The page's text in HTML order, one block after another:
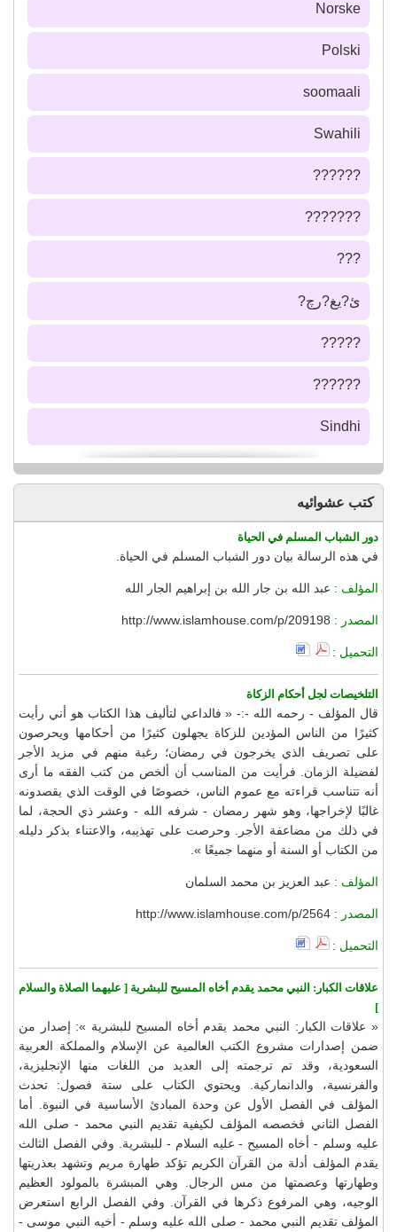
Norske
Polski
soomaali
Swahili
??????
???????
???
ئ?يغ?رچ?
?????
??????
Sindhi
كتب عشوائيه
دور الشباب المسلم في الحياة
في هذه الرسالة بيان دور الشباب المسلم في الحياة.
المؤلف : عبد الله بن جار الله بن إبراهيم الجار الله
المصدر : http://www.islamhouse.com/p/209198
التحميل :
التلخيصات لجل أحكام الزكاة
قال المؤلف - رحمه الله -:- « فالداعي لتأليف هذا الكتاب هو أني رأيت
كثيرًا من الناس المؤدين للزكاة يجهلون كثيرًا من أحكامها ويحرصون
على تصريف الذي يخرجون في رمضان؛ رغبة منهم في مزيد الأجر
لفضيلة الزمان. فرأيت من المناسب أن ألخص من كتب الفقه ما أرى
أنه تتناسب قراءته مع عموم الناس، خصوصًا في الوقت الذي يقصدونه
غالبًا لإخراجها، وهو شهر رمضان - شرفه الله - وعشر ذي الحجة، لما
في ذلك من مضاعفة الأجر. وحرصت على تهذيبه، والاعتناء بذكر دليله
من الكتاب أو السنة أو منهما جميعًا ».
المؤلف : عبد العزيز بن محمد السلمان
المصدر : http://www.islamhouse.com/p/2564
التحميل :
علاقات الكبار: النبي محمد يقدم أخاه المسيح للبشرية [ عليهما الصلاة والسلام
]
« علاقات الكبار: النبي محمد يقدم أخاه المسيح للبشرية »: إصدار من
ضمن إصدارات مشروع الكتب العالمية عن الإسلام والمملكة العربية
السعودية، وقد تم ترجمته إلى العديد من اللغات منها الإنجليزية،
والفرنسية، والدانماركية. ويحتوي الكتاب على ستة فصول: تحدث
المؤلف في الفصل الأول عن وحدة المبادئ الأساسية في النبوة. أما
الفصل الثاني فخصصه المؤلف لكيفية تقديم النبي محمد - صلى الله
عليه وسلم - أخاه المسيح - عليه السلام - للبشرية. وفي الفصل الثالث
يقدم المؤلف أدلة من القرآن الكريم تؤكد طهارة مريم وتشهد بعذريتها
وطهارتها وعصمتها من مس الرجال. وهي المبشرة بالمولود العظيم
الوجيه، وهي المرفوع ذكرها في القرآن. وفي الفصل الرابع استعرض
المؤلف تقديم النبي محمد - صلى الله عليه وسلم - أخيه النبي موسى -